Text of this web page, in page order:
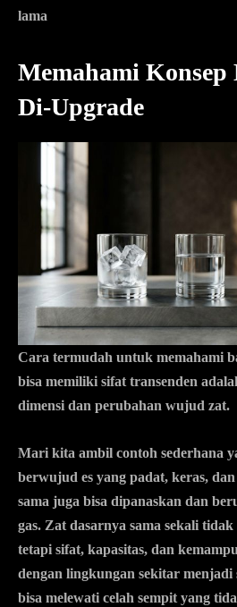
lama
Memahami Konsep
Di-Upgrade
Cara termudah untuk memahami
bisa memiliki sifat transenden
dimensi dan perubahan wujud zat.
Mari kita ambil contoh sederhana
berwujud es yang padat, keras,
sama juga bisa dipanaskan dan
gas. Zat dasarnya sama sekali
tetapi sifat, kapasitas, dan
dengan lingkungan sekitar menjadi
bisa melewati celah sempit yang